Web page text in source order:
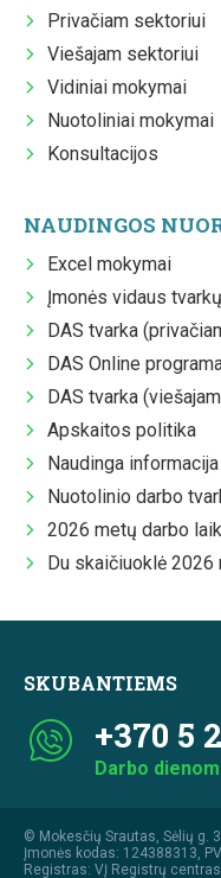
Privačiam sektoriui
Viešajam sektoriui
Vidiniai mokymai
Nuotoliniai mokymai
Konsultacijos
NAUDINGOS
Excel mokymai
Įmonės vidaus
DAS tvarka
DAS Online
DAS tvarka
Apskaitos politika
Naudinga informacija
Nuotolinio darbo
2026 metų darbo
Du skaičiuoklė 2026
SKUBANTIEMS
+370 5
Darbo
© Mokesčių Srautas, Sėlių g.
Įmonės kodas: 124388313,
Registras: VĮ Registrų centras.